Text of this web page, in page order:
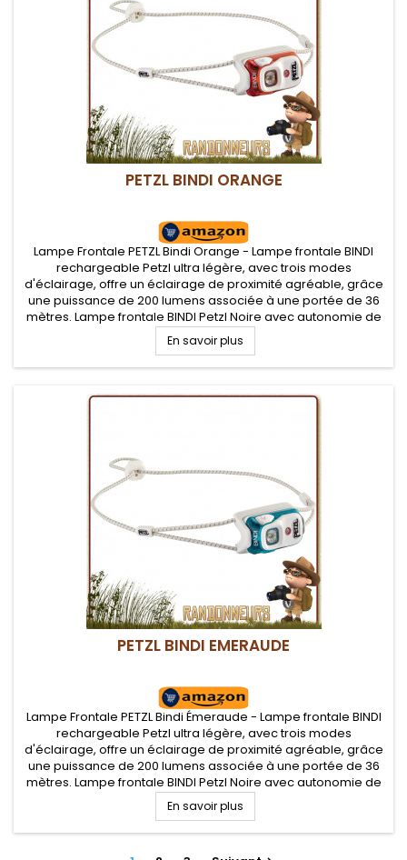
PETZL BINDI ORANGE
Lampe Frontale PETZL Bindi Orange - Lampe frontale BINDI
rechargeable Petzl ultra légère, avec trois modes
d'éclairage, offre un éclairage de proximité agréable, grâce
une puissance de 200 lumens associée à une portée de 36
mètres. Lampe frontale BINDI Petzl Noire avec autonomie de
50 heures sur batterie
En savoir plus
PETZL BINDI EMERAUDE
Lampe Frontale PETZL Bindi Émeraude - Lampe frontale BINDI
rechargeable Petzl ultra légère, avec trois modes
d'éclairage, offre un éclairage de proximité agréable, grâce
une puissance de 200 lumens associée à une portée de 36
mètres. Lampe frontale BINDI Petzl Noire avec autonomie de
50 heures sur batterie
En savoir plus